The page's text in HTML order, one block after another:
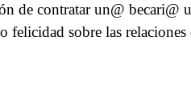
de contratar un@ becari@
felicidad sobre las relaciones